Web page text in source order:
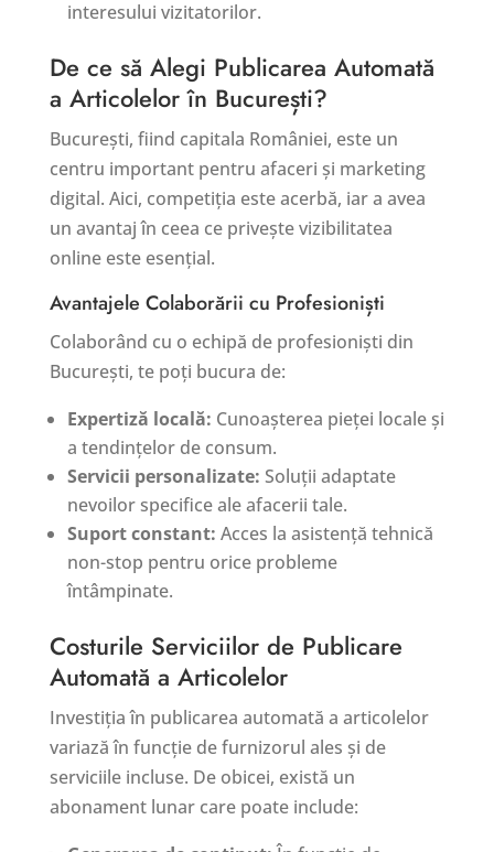
interesului vizitatorilor.
De ce să Alegi Publicarea Automată
a Articolelor în București?
București, fiind capitala României, este un
centru important pentru afaceri și marketing
digital. Aici, competiția este acerbă, iar a avea
un avantaj în ceea ce privește vizibilitatea
online este esențial.
Avantajele Colaborării cu Profesioniști
Colaborând cu o echipă de profesioniști din
București, te poți bucura de:
Expertiză locală: Cunoașterea pieței locale și
a tendințelor de consum.
Servicii personalizate: Soluții adaptate
nevoilor specifice ale afacerii tale.
Suport constant: Acces la asistență tehnică
non-stop pentru orice probleme
întâmpinate.
Costurile Serviciilor de Publicare
Automată a Articolelor
Investiția în publicarea automată a articolelor
variază în funcție de furnizorul ales și de
serviciile incluse. De obicei, există un
abonament lunar care poate include: